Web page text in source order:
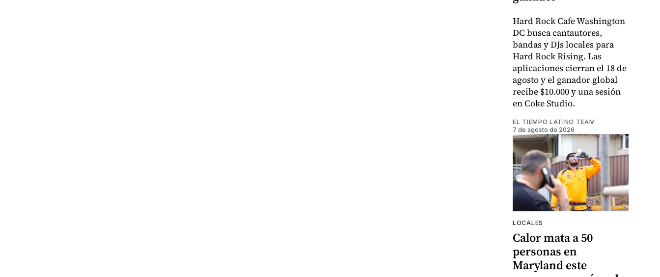
Hard Rock Cafe Washington
DC busca cantautores,
bandas y DJs locales para
Hard Rock Rising. Las
aplicaciones cierran el 18 de
agosto y el ganador global
recibe $10.000 y una sesión
en Coke Studio.
EL TIEMPO LATINO TEAM
7 de agosto de 2026
LOCALES
Calor mata a 50
personas en
Maryland este